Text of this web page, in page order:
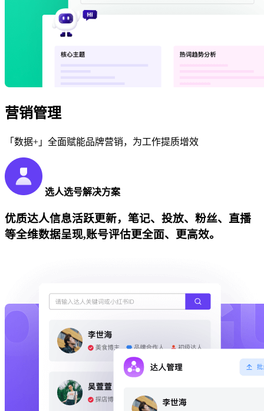
营销管理
「数据+」全面赋能品牌营销，为工作提质增效
选人选号解决方案
优质达人信息活跃更新，笔记、投放、粉丝、直播
等全维数据呈现,账号评估更全面、更高效。